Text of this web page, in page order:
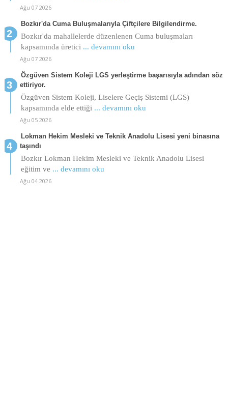
Ağu 07 2026
Bozkır'da Cuma Buluşmalarıyla Çiftçilere Bilgilendirme.
Bozkır'da mahallelerde düzenlenen Cuma buluşmaları
kapsamında üretici ... devamını oku
Ağu 07 2026
Özgüven Sistem Koleji LGS yerleştirme başarısıyla adından söz
ettiriyor.
Özgüven Sistem Koleji, Liselere Geçiş Sistemi (LGS)
kapsamında elde ettiği ... devamını oku
Ağu 05 2026
Lokman Hekim Mesleki ve Teknik Anadolu Lisesi yeni binasına
taşındı
Bozkır Lokman Hekim Mesleki ve Teknik Anadolu Lisesi
eğitim ve ... devamını oku
Ağu 04 2026